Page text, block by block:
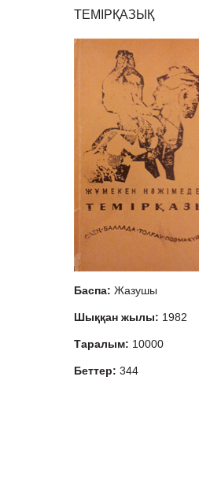
ТЕМІРҚАЗЫҚ
Баспа: Жазушы
Шыққан жылы: 1982
Таралым: 10000
Беттер: 344